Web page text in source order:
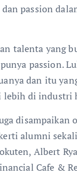
passion
talenta yang
passion.
dan itu
lebih di industri
disampaikan
alumni
Albert
Cafe &